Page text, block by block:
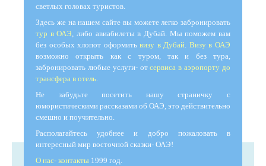
светлых головах туристов.
Здесь же на нашем сайте вы можете легко забронировать
тур в ОАЭ , либо авиабилеты в Дубай. Мы поможем вам
без особых хлопот оформитьвизу в Дубай Визу в ОАЭ
возможно открыть как с туром, так и без тура,
забронировать любые услуги- отсервиса в аэропорту до
трансфера в отель
Не забудьте посетить нашу страничку с
юмористическими рассказами об ОАЭ, это действительно
смешно и поучительно.
Располагайтесь удобнее и добро пожаловать в
интересный мир восточной сказки- ОАЭ!
О нас- контакты 1999 год.